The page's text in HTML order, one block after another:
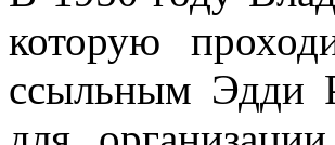
которую
ссыльным Эдди